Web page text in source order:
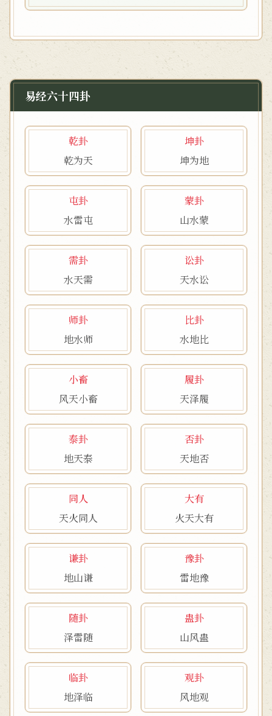
易经六十四卦
乾卦
乾为天
坤卦
坤为地
屯卦
水雷屯
蒙卦
山水蒙
需卦
水天需
讼卦
天水讼
师卦
地水师
比卦
水地比
小畜
风天小畜
履卦
天泽履
泰卦
地天泰
否卦
天地否
同人
天火同人
大有
火天大有
谦卦
地山谦
豫卦
雷地豫
随卦
泽雷随
蛊卦
山风蛊
临卦
地泽临
观卦
风地观